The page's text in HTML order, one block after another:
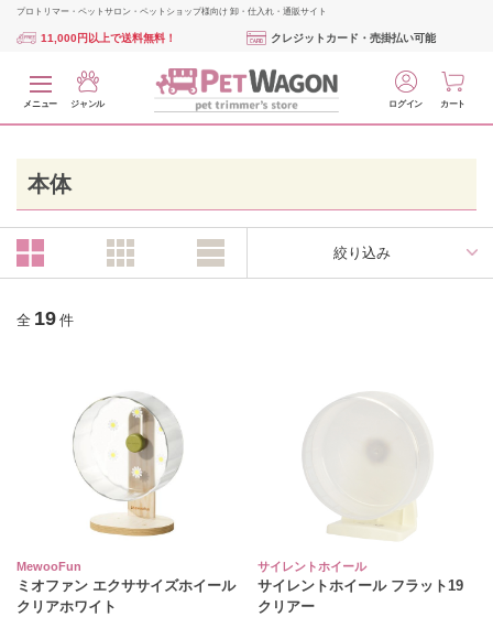
プロトリマー・ペットサロン・ペットショップ様向け 卸・仕入れ・通販サイト
11,000円以上で送料無料！ クレジットカード・売掛払い可能
メニュー ジャンル ログイン カート
本体
絞り込み
全 19 件
MewooFun
ミオファン エクササイズホイール
クリアホワイト
サイレントホイール
サイレントホイール フラット19
クリアー